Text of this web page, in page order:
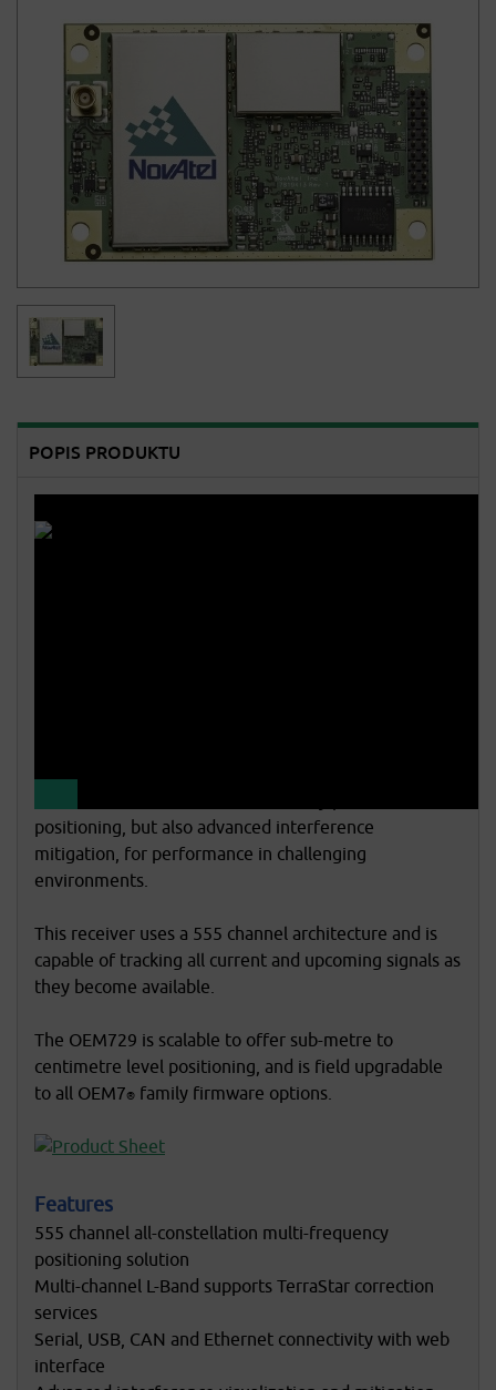
POPIS PRODUKTU
compatible Global Navigation Satellite System (GNSS)
positioning, but also advanced interference
mitigation, for performance in challenging
environments.
This receiver uses a 555 channel architecture and is
capable of tracking all current and upcoming signals as
they become available.
The OEM729 is scalable to offer sub-metre to
centimetre level positioning, and is field upgradable
to all OEM7® family firmware options.
Features
555 channel all-constellation multi-frequency
positioning solution
Multi-channel L-Band supports TerraStar correction
services
Serial, USB, CAN and Ethernet connectivity with web
interface